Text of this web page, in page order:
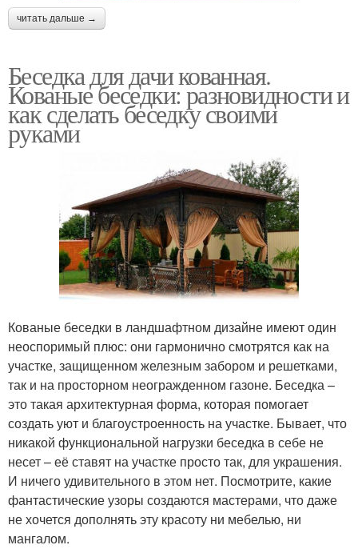
читать дальше →
Беседка для дачи кованная.
Кованые беседки: разновидности и
как сделать беседку своими
руками
Кованые беседки в ландшафтном дизайне имеют один
неоспоримый плюс: они гармонично смотрятся как на
участке, защищенном железным забором и решетками,
так и на просторном неогражденном газоне. Беседка –
это такая архитектурная форма, которая помогает
создать уют и благоустроенность на участке. Бывает, что
никакой функциональной нагрузки беседка в себе не
несет – её ставят на участке просто так, для украшения.
И ничего удивительного в этом нет. Посмотрите, какие
фантастические узоры создаются мастерами, что даже
не хочется дополнять эту красоту ни мебелью, ни
мангалом.